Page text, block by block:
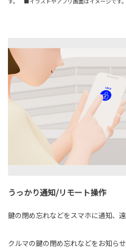
うっかり通知/リモート操作
鍵の閉め忘れなどをスマホに通知、遠
クルマの鍵の閉め忘れなどをお知ら